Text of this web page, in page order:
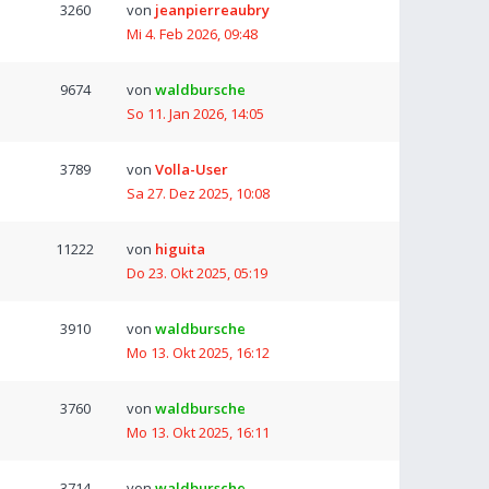
3260 von jeanpierreaubry
Mi 4. Feb 2026, 09:48
9674 von waldbursche
So 11. Jan 2026, 14:05
3789 von Volla-User
Sa 27. Dez 2025, 10:08
11222 von higuita
Do 23. Okt 2025, 05:19
3910 von waldbursche
Mo 13. Okt 2025, 16:12
3760 von waldbursche
Mo 13. Okt 2025, 16:11